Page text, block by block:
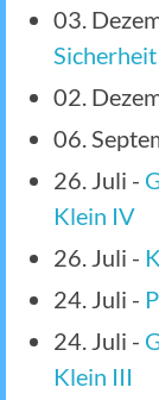
03.
02.
06.
26. Juli -
Klein IV
26. Juli -
24. Juli -
24. Juli -
Klein III